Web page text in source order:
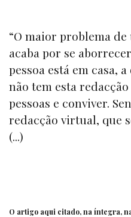
“O maior problema de
acaba por se
pessoa está em casa,
não tem esta
pessoas e conviver.
redacção virtual, que
(...)
O artigo aqui citado, na íntegra,